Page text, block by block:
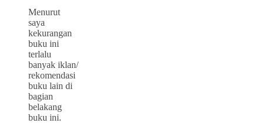
Menurut
saya
kekurangan
buku ini
terlalu
banyak iklan/
rekomendasi
buku lain di
bagian
belakang
buku ini.